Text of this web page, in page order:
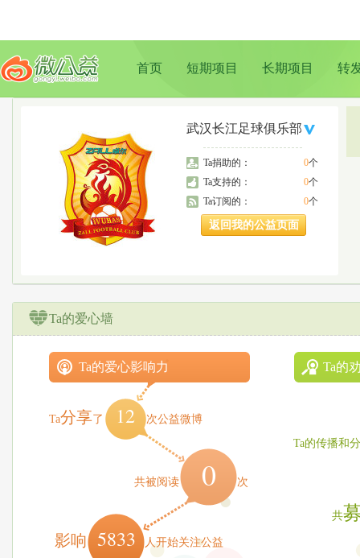
首页 短期项目 长期项目 转
武汉长江足球俱乐部
0个
Ta捐助的：
0个
Ta支持的：
0个
Ta订阅的：
返回我的公益页面
Ta的爱心墙
Ta的爱心影响力
Ta分享了 12 次公益微博
共被阅读 0 次
影响 5833 人开始关注公益
Ta的
Ta的传播和
共